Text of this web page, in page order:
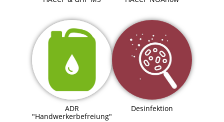
ADR
"Handwerkerbefreiung"
Desinfektion